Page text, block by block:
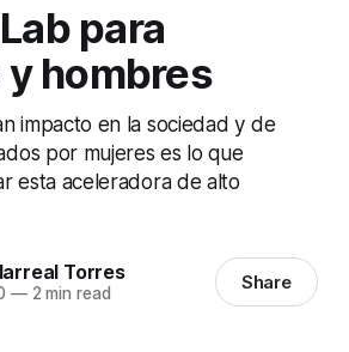
para
hombres
impacto en la sociedad y de
por mujeres es lo que
esta aceleradora de alto
Torres
—2 min read Share